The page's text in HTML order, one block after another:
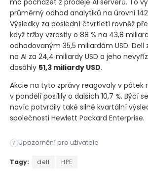
má pocházet z prodeje AI serverů. To
průměrný odhad analytiků na úrovni
Výsledky za poslední čtvrtletí rovněž
když tržby vzrostly o 88 % na 43,8
odhadovaným 35,5 miliardám USD. Dell
na AI za 24,4 miliardy USD a jeho
dosáhly 51,3 miliardy USD.
Akcie na tyto zprávy reagovaly v pátek
v pondělí posílily o dalších 10,7 %. Býčí
navíc potvrdily také silné kvartální
společnosti Hewlett Packard Enterprise.
i Upozornění pro uživatele
Analytička Katherine Murphy z
Tagy: dell HPE